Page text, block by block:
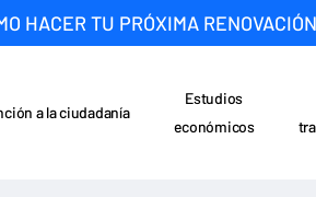
HACER TU PRÓXIMA
a la ciudadanía
Estudios
económicos